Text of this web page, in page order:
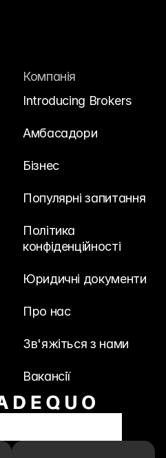
Компанія
Introducing Brokers
Амбасадори
Бізнес
Популярні запитання
Політика
конфіденційності
Юридичні документи
Про нас
Зв'яжіться з нами
Вакансії